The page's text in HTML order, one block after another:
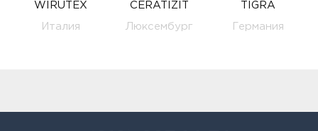
WIRUTEX
Италия
CERATIZIT
Люксембург
TIGRA
Германия